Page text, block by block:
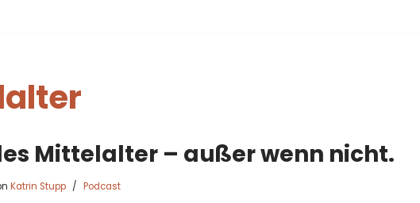
Mittelalter – außer wenn nicht.
Katrin Stupp Podcast